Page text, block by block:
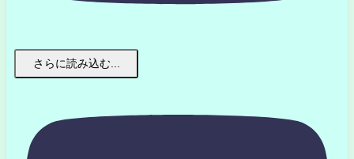
さらに読み込む...